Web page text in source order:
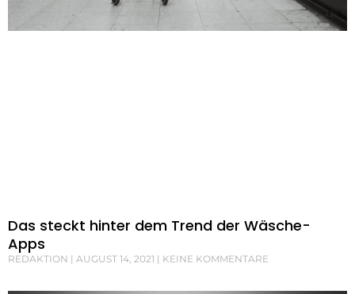
Das steckt hinter dem Trend der Wäsche-
Apps
REDAKTION AUGUST 14, 2021 KEINE KOMMENTARE